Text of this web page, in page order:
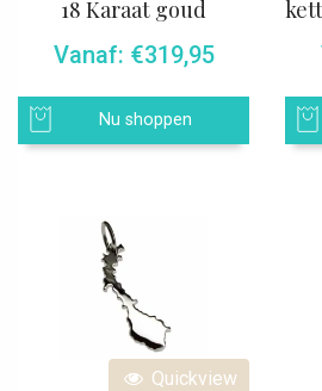
18 Karaat goud
Vanaf: €319,95
Nu shoppen
Quickview